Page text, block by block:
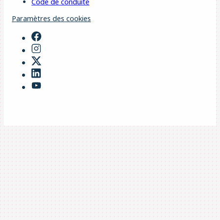
Paramètres des cookies